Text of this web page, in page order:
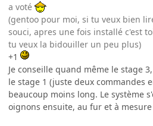
a voté
(gentoo pour moi, si tu veux bien
souci, apres une fois installé c'est
tu veux la bidouiller un peu plus)
+1
Je conseille quand même le stage
le stage 1 (juste deux commandes
beaucoup moins long. Le système
oignons ensuite, au fur et à